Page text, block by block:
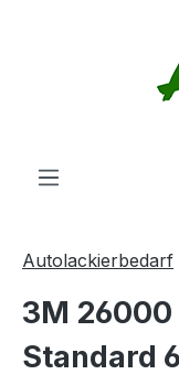
Autolackierbedarf
3M 26000
Standard